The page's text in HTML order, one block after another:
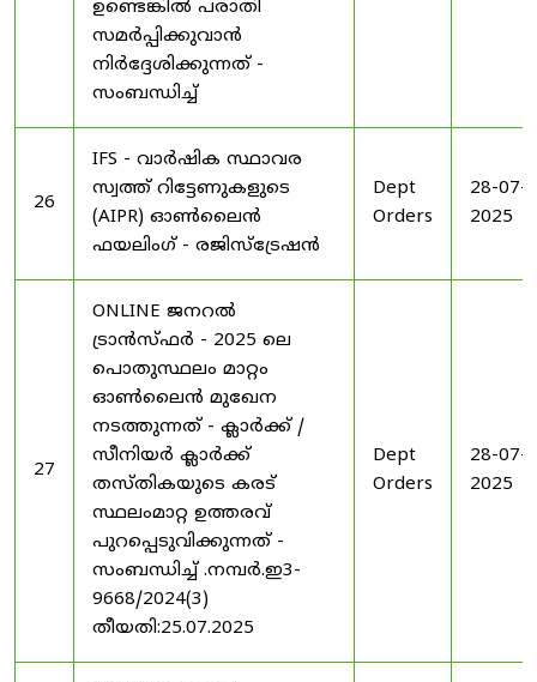
ഉണ്ടെങ്കിൽ പരാതി
സമർപ്പിക്കുവാൻ
നിർദ്ദേശിക്കുന്നത് -
സംബന്ധിച്ച്
26
IFS - വാർഷിക സ്ഥാവര
സ്വത്ത് റിട്ടേണുകളുടെ
(AIPR) ഓൺലൈൻ
ഫയലിംഗ് - രജിസ്ട്രേഷൻ
Dept
Orders
28-07-
2025
27
ONLINE ജനറൽ
ട്രാൻസ്ഫർ - 2025 ലെ
പൊതുസ്ഥലം മാറ്റം
ഓൺലൈൻ മുഖേന
നടത്തുന്നത് - ക്ലാർക്ക് /
സീനിയർ ക്ലാർക്ക്
തസ്തികയുടെ കരട്
സ്ഥലംമാറ്റ ഉത്തരവ്
പുറപ്പെടുവിക്കുന്നത് -
സംബന്ധിച്ച് .നമ്പർ.ഇ3-
9668/2024(3)
തീയതി:25.07.2025
Dept
Orders
28-07-
2025